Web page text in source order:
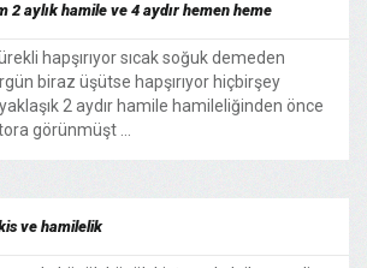
2 aylık hamile ve 4 aydır hemen heme
hapşırıyor sıcak soğuk demeden
biraz üşütse hapşırıyor hiçbirşey
2 aydır hamile hamileliğinden önce
görünmüşt ...
ve hamilelik